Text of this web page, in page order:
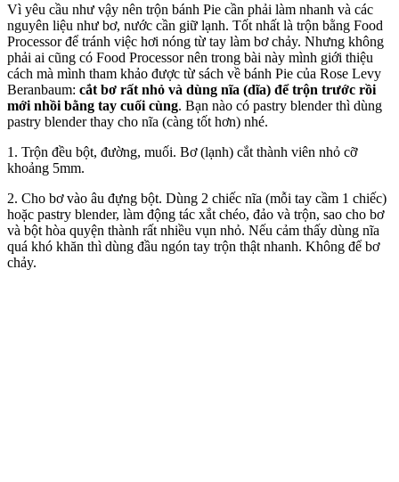
Vì yêu cầu như vậy nên trộn bánh Pie cần phải làm nhanh và các
nguyên liệu như bơ, nước cần giữ lạnh. Tốt nhất là trộn bằng Food
Processor để tránh việc hơi nóng từ tay làm bơ chảy. Nhưng không
phải ai cũng có Food Processor nên trong bài này mình giới thiệu
cách mà mình tham khảo được từ sách về bánh Pie của Rose Levy
Beranbaum: cắt bơ rất nhỏ và dùng nĩa (dĩa) để trộn trước rồi
mới nhồi bằng tay cuối cùng. Bạn nào có pastry blender thì dùng
pastry blender thay cho nĩa (càng tốt hơn) nhé.
1. Trộn đều bột, đường, muối. Bơ (lạnh) cắt thành viên nhỏ cỡ
khoảng 5mm.
2. Cho bơ vào âu đựng bột. Dùng 2 chiếc nĩa (mỗi tay cầm 1 chiếc)
hoặc pastry blender, làm động tác xắt chéo, đảo và trộn, sao cho bơ
và bột hòa quyện thành rất nhiều vụn nhỏ. Nếu cảm thấy dùng nĩa
quá khó khăn thì dùng đầu ngón tay trộn thật nhanh. Không để bơ
chảy.